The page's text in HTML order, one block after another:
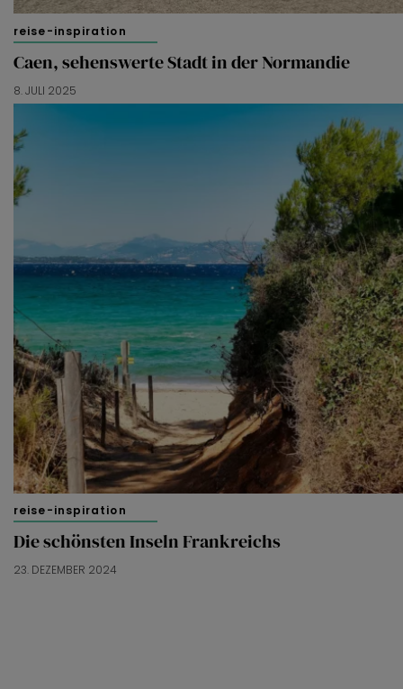
reise-inspiration
Caen, sehenswerte Stadt in der Normandie
8. JULI 2025
reise-inspiration
Die schönsten Inseln Frankreichs
23. DEZEMBER 2024